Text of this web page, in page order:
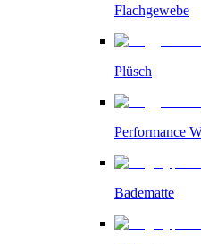
Flachgewebe
Plüsch
Performance
Badematte